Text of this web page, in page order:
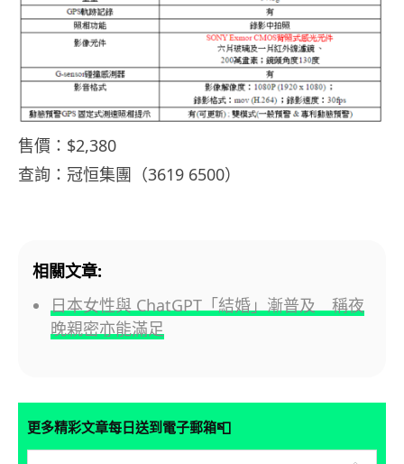
售價：$2,380
查詢：冠恒集團（3619 6500）
相關文章:
日本女性與 ChatGPT「結婚」漸普及 稱夜
晚親密亦能滿足
更多精彩文章每日送到電子郵箱📮